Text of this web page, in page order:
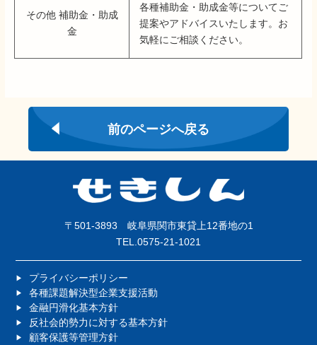
その他 補助金・助成
金
各種補助金・助成金等についてご
提案やアドバイスいたします。お
気軽にご相談ください。
前のページへ戻る
〒501-3893 岐阜県関市東貸上12番地の1
TEL.0575-21-1021
プライバシーポリシー
各種課題解決型企業支援活動
金融円滑化基本方針
反社会的勢力に対する基本方針
顧客保護等管理方針